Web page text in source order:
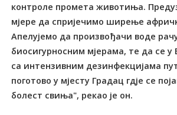
контроле промета животиња.
мјере да спријечимо ширење
Апелујемо да произвођачи воде
биосигурносним мјерама, те да се у
са интензивним дезинфекцијама
поготово у мјесту Градац гдје се
болест свиња", рекао је он.